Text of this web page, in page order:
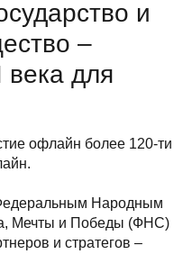
и
–
века для
офлайн более 120-ти
Народным
Мечты и Победы (ФНС)
и стратегов –